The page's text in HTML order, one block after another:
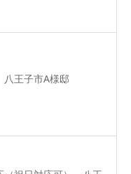
王子市A様邸